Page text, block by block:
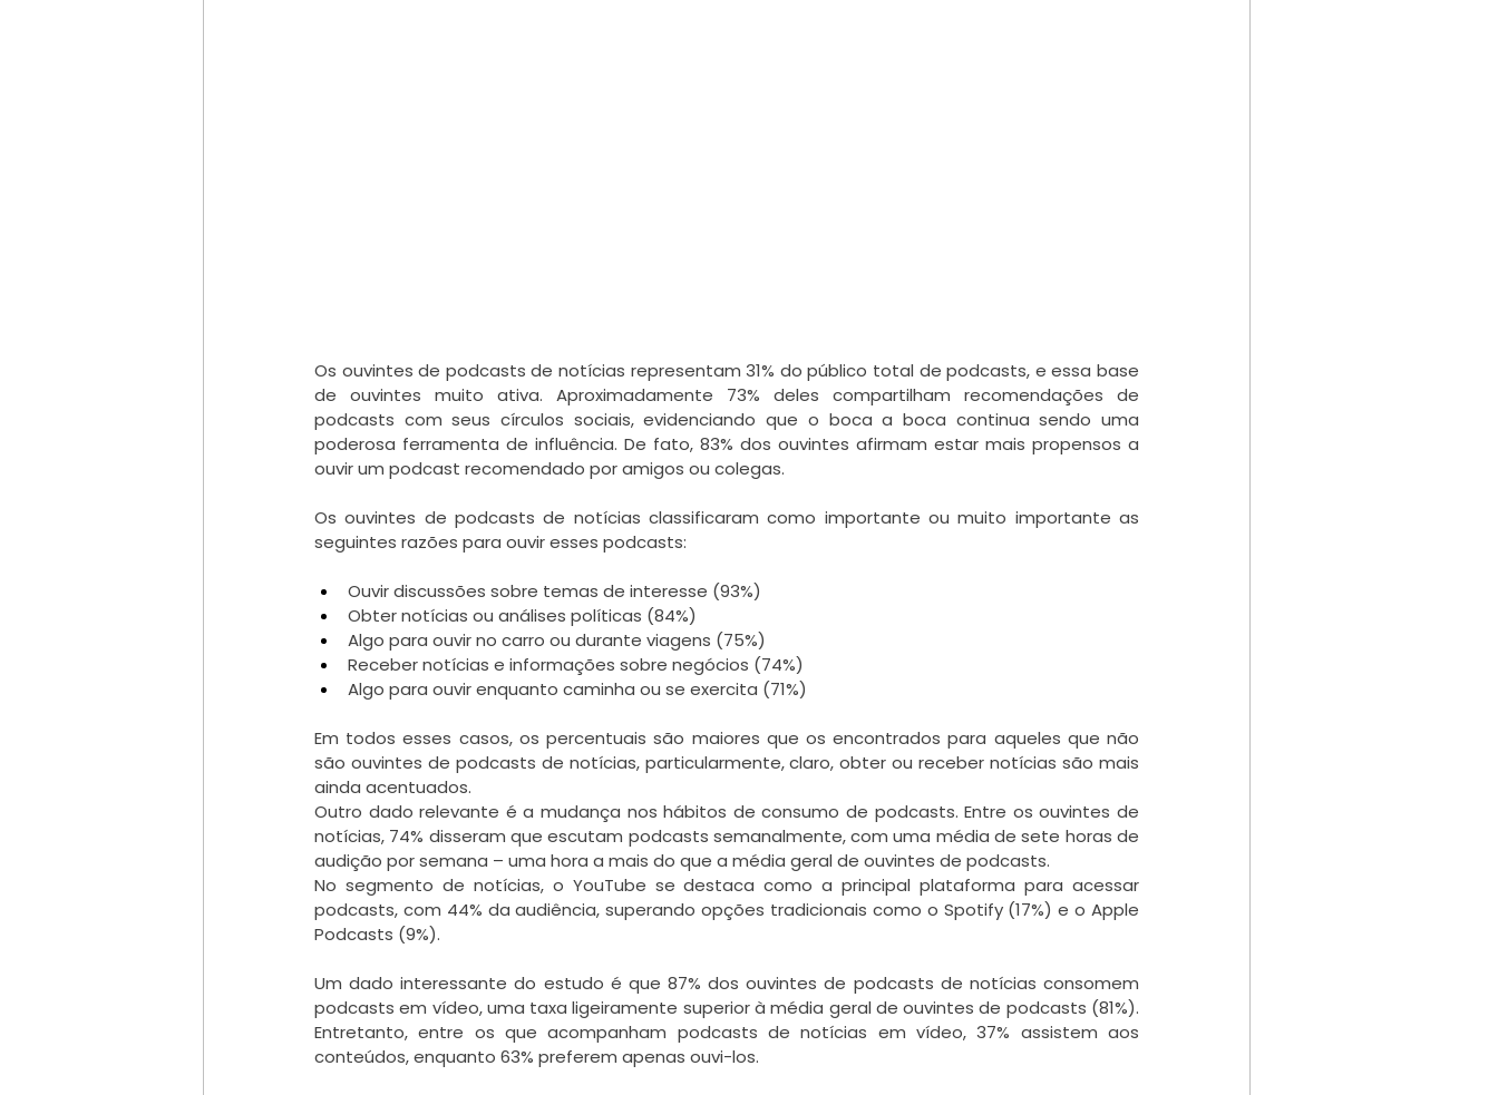
Os ouvintes de podcasts de notícias representam 31% do público total de podcasts, e essa base
de ouvintes muito ativa. Aproximadamente 73% deles compartilham recomendações de
podcasts com seus círculos sociais, evidenciando que o boca a boca continua sendo uma
poderosa ferramenta de influência. De fato, 83% dos ouvintes afirmam estar mais propensos a
ouvir um podcast recomendado por amigos ou colegas.
Os ouvintes de podcasts de notícias classificaram como importante ou muito importante as
seguintes razões para ouvir esses podcasts:
Ouvir discussões sobre temas de interesse (93%)
Obter notícias ou análises políticas (84%)
Algo para ouvir no carro ou durante viagens (75%)
Receber notícias e informações sobre negócios (74%)
Algo para ouvir enquanto caminha ou se exercita (71%)
Em todos esses casos, os percentuais são maiores que os encontrados para aqueles que não
são ouvintes de podcasts de notícias, particularmente, claro, obter ou receber notícias são mais
ainda acentuados.
Outro dado relevante é a mudança nos hábitos de consumo de podcasts. Entre os ouvintes de
notícias, 74% disseram que escutam podcasts semanalmente, com uma média de sete horas de
audição por semana – uma hora a mais do que a média geral de ouvintes de podcasts.
No segmento de notícias, o YouTube se destaca como a principal plataforma para acessar
podcasts, com 44% da audiência, superando opções tradicionais como o Spotify (17%) e o Apple
Podcasts (9%).
Um dado interessante do estudo é que 87% dos ouvintes de podcasts de notícias consomem
podcasts em vídeo, uma taxa ligeiramente superior à média geral de ouvintes de podcasts (81%).
Entretanto, entre os que acompanham podcasts de notícias em vídeo, 37% assistem aos
conteúdos, enquanto 63% preferem apenas ouvi-los.